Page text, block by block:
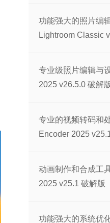
功能强大的照片编
Lightroom Classic
专业级照片编辑与
2025 v26.5.0 破解
专业的视频转码和
Encoder 2025
动画制作和合成工
2025 v25.1 破解版
功能强大的系统优